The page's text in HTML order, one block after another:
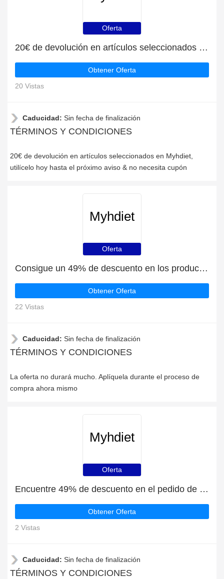
Oferta
20€ de devolución en artículos seleccionados en Myhdiet
Obtener Oferta
20 Vistas
Caducidad: Sin fecha de finalización
TÉRMINOS Y CONDICIONES
20€ de devolución en artículos seleccionados en Myhdiet,
utilícelo hoy hasta el próximo aviso & no necesita cupón
Myhdiet
Oferta
Consigue un 49% de descuento en los productos de Myhdiet | caduca pronto
Obtener Oferta
22 Vistas
Caducidad: Sin fecha de finalización
TÉRMINOS Y CONDICIONES
La oferta no durará mucho. Aplíquela durante el proceso de
compra ahora mismo
Myhdiet
Oferta
Encuentre 49% de descuento en el pedido de Myhdiet
Obtener Oferta
2 Vistas
Caducidad: Sin fecha de finalización
TÉRMINOS Y CONDICIONES